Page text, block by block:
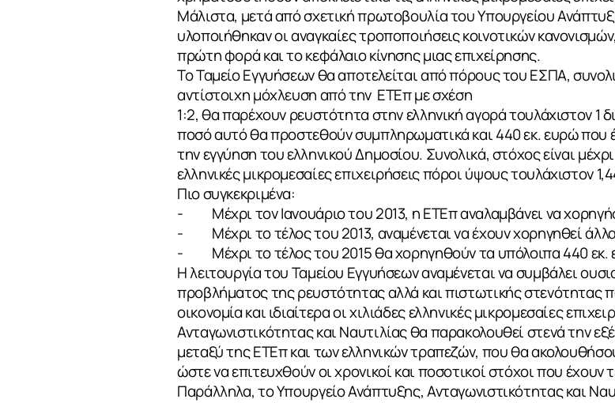
ΝΕΑ
ΕΠΙΚΟΙΝΩΝΙΑ
Μάλιστα, μετά από σχετική πρωτοβουλία του Υπουργείου
υλοποιήθηκαν οι αναγκαίες τροποποιήσεις κοινοτικών
πρώτη φορά και το κεφάλαιο κίνησης μιας επιχείρησης.
Το Ταμείο Εγγυήσεων θα αποτελείται από πόρους του ΕΣΠΑ,
αντίστοιχη μόχλευση από την ΕΤΕπ με σχέση
1:2, θα παρέχουν ρευστότητα στην ελληνική αγορά τουλάχιστον 1
ποσό αυτό θα προστεθούν συμπληρωματικά και 440 εκ. ευρώ
την εγγύηση του ελληνικού Δημοσίου. Συνολικά, στόχος είναι
ελληνικές μικρομεσαίες επιχειρήσεις πόροι ύψους τουλάχιστον
Πιο συγκεκριμένα:
- Μέχρι τον Ιανουάριο του 2013, η ΕΤΕπ αναλαμβάνει να
- Μέχρι το τέλος του 2013, αναμένεται να έχουν χορηγηθεί
- Μέχρι το τέλος του 2015 θα χορηγηθούν τα υπόλοιπα 440 εκ.
Η λειτουργία του Ταμείου Εγγυήσεων αναμένεται να συμβάλει
προβλήματος της ρευστότητας αλλά και πιστωτικής στενότητας
οικονομία και ιδιαίτερα οι χιλιάδες ελληνικές μικρομεσαίες
Ανταγωνιστικότητας και Ναυτιλίας θα παρακολουθεί στενά την
μεταξύ της ΕΤΕπ και των ελληνικών τραπεζών, που θα
ώστε να επιτευχθούν οι χρονικοί και ποσοτικοί στόχοι που έχουν
Παράλληλα, το Υπουργείο Ανάπτυξης, Ανταγωνιστικότητας και